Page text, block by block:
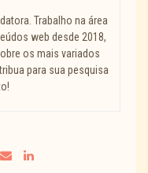
Trabalho na área
web desde 2018,
os mais variados
para sua pesquisa